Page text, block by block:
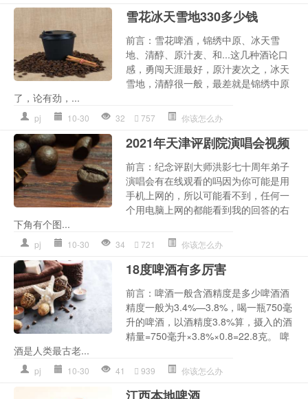
雪花冰天雪地330多少钱
前言：雪花啤酒，锦绣中原、冰天雪
地、清醇、原汁麦、和...这几种酒论口
感，勇闯天涯最好，原汁麦次之，冰天
雪地，清醇很一般，最差就是锦绣中原
了，论有劲，...
pj 10-30 32 757 你该怎么办
2021年天津评剧院演唱会视频
前言：纪念评剧大师洪影七十周年弟子
演唱会有在线观看的吗因为你可能是用
手机上网的，所以可能看不到，任何一
个用电脑上网的都能看到我的回答的右
下角有个图...
pj 10-30 34 721 你该怎么办
18度啤酒有多厉害
前言：啤酒一般含酒精度是多少啤酒酒
精度一般为3.4%—3.8%，喝一瓶750毫
升的啤酒，以酒精度3.8%算，摄入的酒
精量=750毫升×3.8%×0.8=22.8克。 啤
酒是人类最古老...
pj 10-30 41 939 你该怎么办